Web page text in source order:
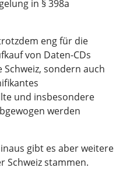
in § 398a
eng für die
von Daten-CDs
sondern auch
und insbesondere
werden
gibt es aber weitere
Schweiz stammen.